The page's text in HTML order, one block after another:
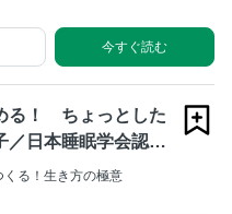
今すぐ読む
る！ ちょっとした
日本睡眠学会認定
る！生き方の極意